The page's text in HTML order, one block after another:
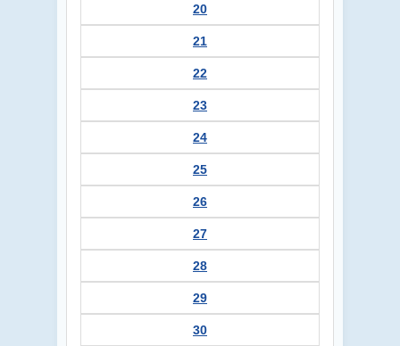
20
21
22
23
24
25
26
27
28
29
30